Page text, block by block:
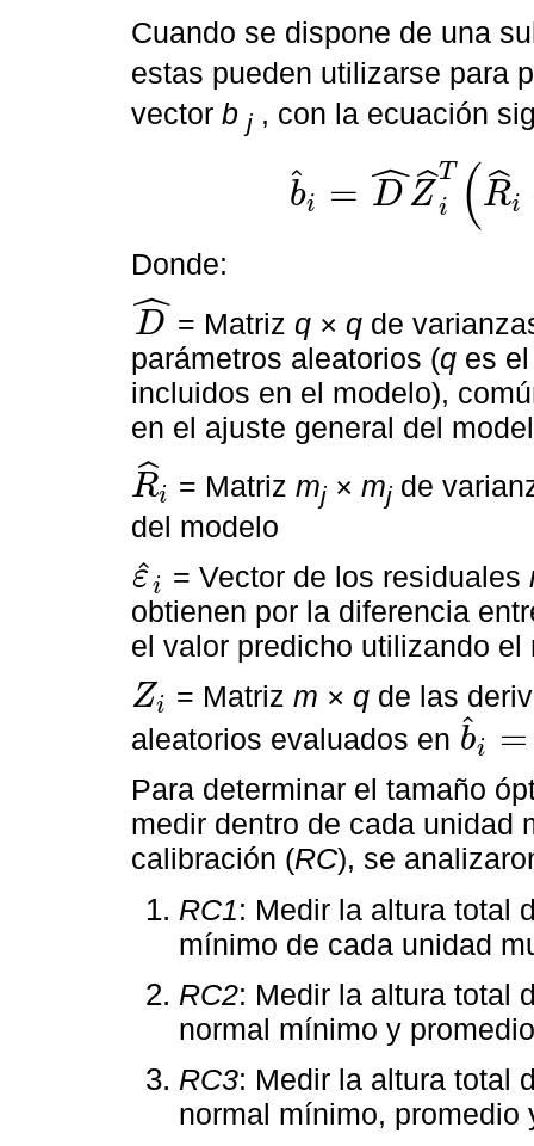
Cuando se dispone de una
estas pueden utilizarse para
vector b j , con la ecuación
b
ˆi = D
ˆZ
ˆT
i
(R
ˆi
b^i= ^Z^ R^i+ Z^iD^ ^i -1 ε^i
Donde:
D
ˆ
D^ = Matrizq × q de
parámetros aleatorios (q es
incluidos en el modelo),
en el ajuste general del
R
ˆi
R^ i = Matrizmj × mj de
del modelo
ε
ˆi
ε^i = Vector de los residuales
obtienen por la diferencia
el valor predicho utilizando
Zi
Zi = Matrizm × q de las
aleatorios evaluados en b
ˆi =
b^i=
Para determinar el tamaño
medir dentro de cada unidad
calibración (RC), se
RC1: Medir la altura total
mínimo de cada unidad
RC2: Medir la altura total
normal mínimo y
RC3: Medir la altura total
normal mínimo,